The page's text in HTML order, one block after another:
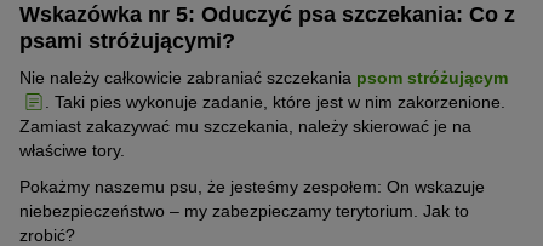
Wskazówka nr 5: Oduczyć psa szczekania: Co z
psami stróżującymi?
Nie należy całkowicie zabraniać szczekania psom stróżującym
. Taki pies wykonuje zadanie, które jest w nim zakorzenione.
Zamiast zakazywać mu szczekania, należy skierować je na
właściwe tory.
Pokażmy naszemu psu, że jesteśmy zespołem: On wskazuje
niebezpieczeństwo – my zabezpieczamy terytorium. Jak to
zrobić?